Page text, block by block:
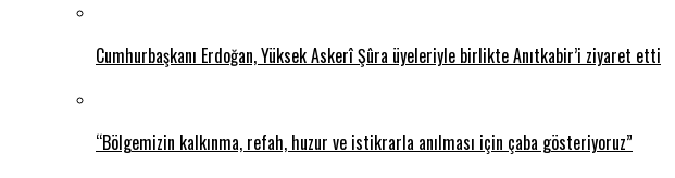
Cumhurbaşkanı Erdoğan, Yüksek Askerî Şûra üyeleriyle birlikte Anıtkabir’i ziyaret etti
“Bölgemizin kalkınma, refah, huzur ve istikrarla anılması için çaba gösteriyoruz”